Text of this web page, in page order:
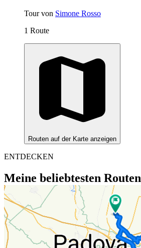
Tour von Simone Rosso
1 Route
Routen auf der Karte anzeigen
ENTDECKEN
Meine beliebtesten Routen